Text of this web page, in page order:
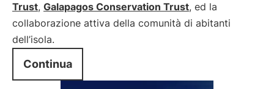
Trust, Galapagos Conservation Trust, ed la
collaborazione attiva della comunità di abitanti
dell’isola.
Continua